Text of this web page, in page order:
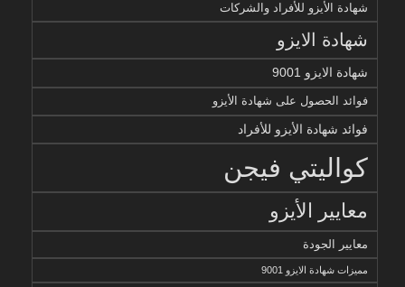
شهادة الأيزو للأفراد والشركات
شهادة الايزو
شهادة الايزو 9001
فوائد الحصول على شهادة الأيزو
فوائد شهادة الأيزو للأفراد
كواليتي فيجن
معايير الأيزو
معايير الجودة
مميزات شهادة الايزو 9001